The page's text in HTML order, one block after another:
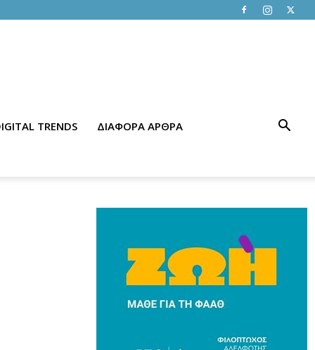
TRENDS ΔΙΑΦΟΡΑ ΑΡΘΡΑ